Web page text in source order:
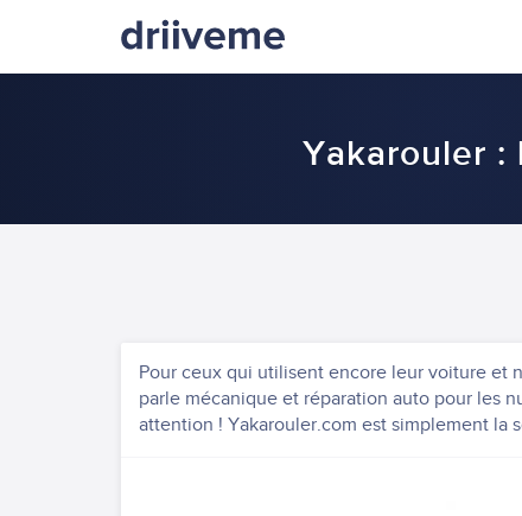
Yakarouler :
Pour ceux qui utilisent encore leur voiture et
parle mécanique et réparation auto pour les
attention ! Yakarouler.com est simplement la